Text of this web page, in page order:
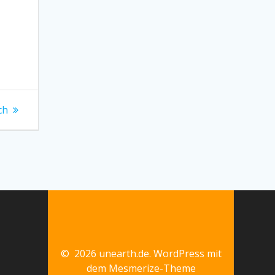
© 2026 unearth.de. WordPress mit
dem Mesmerize-Theme